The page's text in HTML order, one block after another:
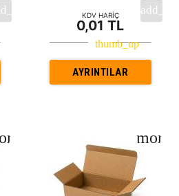
KDV HARİÇ
0,01 TL
AYRINTILAR